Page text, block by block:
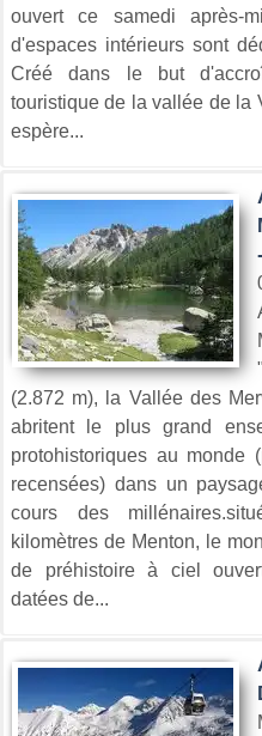
ouvert ce samedi après-
d'espaces intérieurs sont
Créé dans le but
touristique de la vallée de la
espère...
(2.872 m), la Vallée des
abritent le plus grand
protohistoriques au monde
recensées) dans un
cours des
kilomètres de Menton, le
de préhistoire à ciel
datées de...